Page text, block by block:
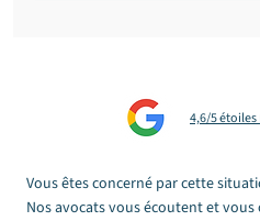
indemnise
4,6/5 étoiles
Vous êtes concerné par cette
Nos avocats vous écoutent et